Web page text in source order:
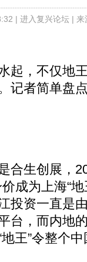
| 进入复兴论坛| 来
，不仅地
记者简单盘
生创展，
成为上海“
投资一直是
台，而内地
王”令整个